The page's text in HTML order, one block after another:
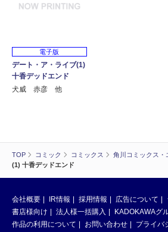
TOP コミック コミックス 角川コミックス・
(1) 十香デッドエンド
電子版
デート・ア・ライブ(1)
十香デッドエンド
犬威 赤彦 他
会社概要 IR情報 採用情報 広告について
書店様向け
法人様一括購入
KADOKAWAグ
作品の利用について
お問い合わせ
プライバ